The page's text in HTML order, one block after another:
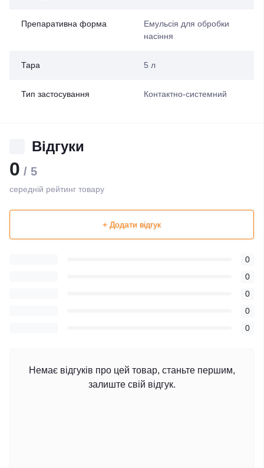
Препаративна форма
Емульсія для обробки
насіння
Тара 5 л
Тип застосування Контактно-системний
Відгуки
0 / 5
середній рейтинг товару
+ Додати відгук
0
0
0
0
0
Немає відгуків про цей товар, станьте першим,
залиште свій відгук.